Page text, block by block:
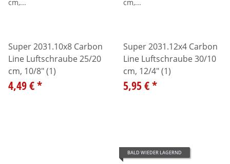
Super 2031.10x8 Carbon
Line Luftschraube 25/20
cm, 10/8" (1)
4,49 €*
Super 2031.12x4 Carbon
Line Luftschraube 30/10
cm, 12/4" (1)
5,95 €*
BALD WIEDER LAGERND